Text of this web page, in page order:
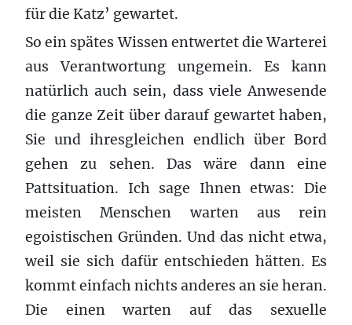
für die Katz’ gewartet.
So ein spätes Wissen entwertet die Warterei
aus Verantwortung ungemein. Es kann
natürlich auch sein, dass viele Anwesende
die ganze Zeit über darauf gewartet haben,
Sie und ihresgleichen endlich über Bord
gehen zu sehen. Das wäre dann eine
Pattsituation. Ich sage Ihnen etwas: Die
meisten Menschen warten aus rein
egoistischen Gründen. Und das nicht etwa,
weil sie sich dafür entschieden hätten. Es
kommt einfach nichts anderes an sie heran.
Die einen warten auf das sexuelle